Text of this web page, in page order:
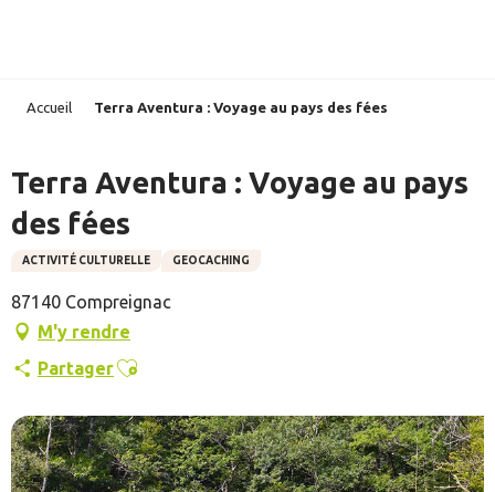
Accueil Terra Aventura : Voyage au pays des fées
Terra Aventura : Voyage au pays
des fées
ACTIVITÉ CULTURELLE GEOCACHING
87140 Compreignac
M'y rendre
PartagerAjouter aux favoris